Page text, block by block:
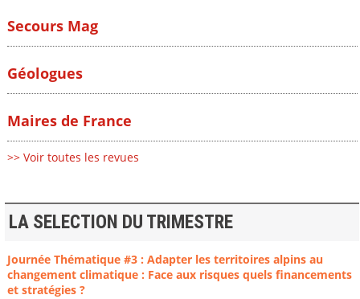
Secours Mag
Géologues
Maires de France
>> Voir toutes les revues
LA SELECTION DU TRIMESTRE
Journée Thématique #3 : Adapter les territoires alpins au
changement climatique : Face aux risques quels financements
et stratégies ?